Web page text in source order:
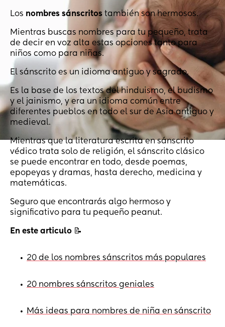
Los nombres sánscritos también son hermosos.
Mientras buscas nombres para tu pequeño, trata
de decir en voz alta estas opciones tanto para
niños como para niñas.
El sánscrito es un idioma antiguo y sagrado.
Es la base de los textos del hinduismo, el budismo
y el jainismo, y era un idioma común entre
diferentes pueblos en todo el sur de Asia antiguo y
medieval.
Mientras que la literatura escrita en sánscrito
védico trata solo de religión, el sánscrito clásico
se puede encontrar en todo, desde poemas,
epopeyas y dramas, hasta derecho, medicina y
matemáticas.
Seguro que encontrarás algo hermoso y
significativo para tu pequeño peanut.
En este articulo 📝
• 20 de los nombres sánscritos más populares
• 20 nombres sánscritos geniales
• Más ideas para nombres de niña en sánscrito